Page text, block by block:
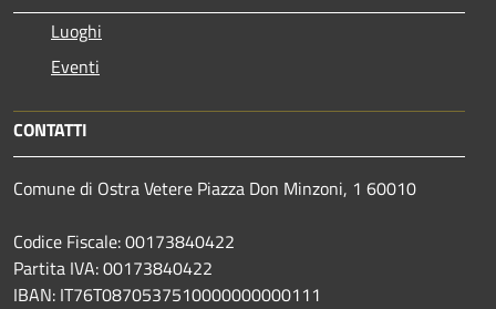
Luoghi
Eventi
CONTATTI
Comune di Ostra Vetere Piazza Don Minzoni, 1 60010
Codice Fiscale: 00173840422
Partita IVA: 00173840422
IBAN: IT76T0870537510000000000111